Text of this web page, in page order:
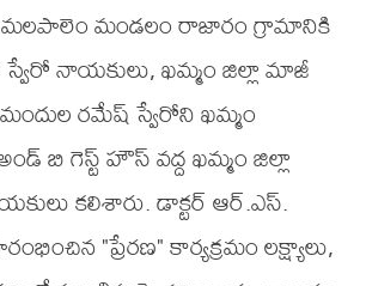
మండలం రాజారం గ్రామానికి
నాయకులు, ఖమ్మం జిల్లా మాజీ
రమేష్ స్వేరోని ఖమ్మం
బి గెస్ట్ హౌస్ వద్ద ఖమ్మం జిల్లా
కలిశారు. డాక్టర్ ఆర్.ఎస్.
"ప్రేరణ" కార్యక్రమం లక్ష్యాలు,